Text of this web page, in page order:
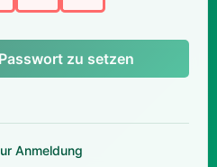
zu setzen
Anmeldung